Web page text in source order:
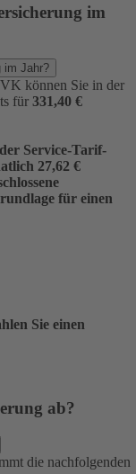
im
im Jahr?
können Sie in der
für 331,40 €
Service-Tarif-
27,62 €
für einen
Sie einen
ab?
die nachfolgenden